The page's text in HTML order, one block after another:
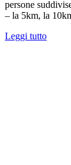
persone
– la 5km, la
Leggi tutto